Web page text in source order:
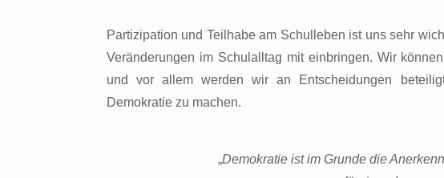
Partizipation und Teilhabe am Schulleben ist uns sehr
Veränderungen im Schulalltag mit einbringen. Wir
und vor allem werden wir an Entscheidungen
Demokratie zu machen.
„Demokratie ist im Grunde die